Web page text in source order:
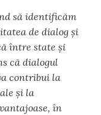
să identificăm
de dialog și
între state și
că dialogul
contribui la
și la
în